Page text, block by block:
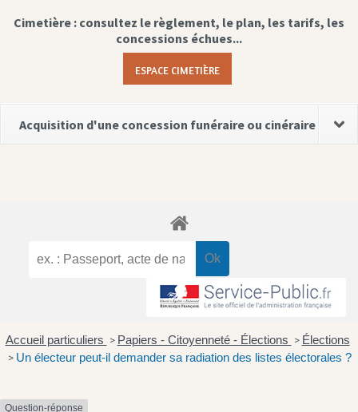
Cimetière : consultez le règlement, le plan, les tarifs, les
concessions échues...
ESPACE CIMETIÈRE
Acquisition d'une concession funéraire ou cinéraire
Accueil particuliers > Papiers - Citoyenneté - Élections > Élections
> Un électeur peut-il demander sa radiation des listes électorales ?
Question-réponse